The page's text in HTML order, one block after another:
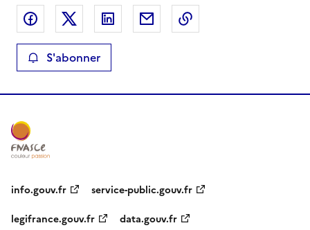
Partager sur Facebook
Partager sur XPartager sur LinkedIn
Partager par email
S'abonner
info.gouv.fr
service-public.gouv.fr
legifrance.gouv.fr
data.gouv.fr